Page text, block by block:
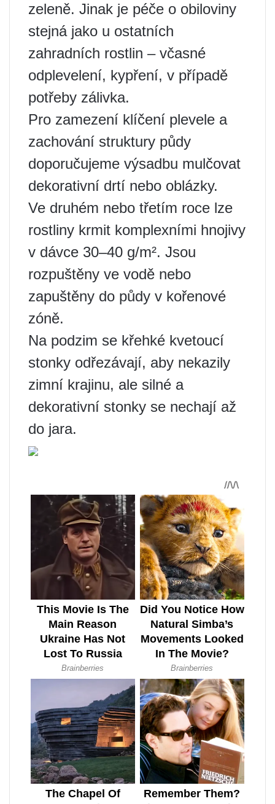
zeleně. Jinak je péče o obiloviny
stejná jako u ostatních
zahradních rostlin – včasné
odplevelení, kypření, v případě
potřeby zálivka.
Pro zamezení klíčení plevele a
zachování struktury půdy
doporučujeme výsadbu mulčovat
dekorativní drtí nebo oblázky.
Ve druhém nebo třetím roce lze
rostliny krmit komplexními hnojivy
v dávce 30–40 g/m². Jsou
rozpuštěny ve vodě nebo
zapuštěny do půdy v kořenové
zóně.
Na podzim se křehké kvetoucí
stonky odřezávají, aby nekazily
zimní krajinu, ale silné a
dekorativní stonky se nechají až
do jara.